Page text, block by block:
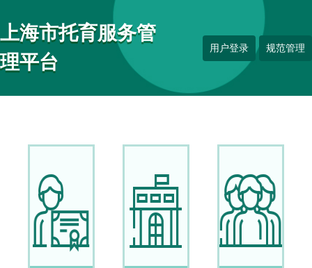
上海市托育服务管
理平台
用户登录 规范管理